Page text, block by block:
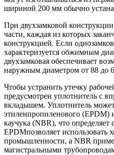
шириной 200 мм обычно
При двухзамковой
части, каждая из которых
конструкцией. Если
характеризуется обжимным
двухзамковая обеспечивает
наружным диаметром от 88 до
Чтобы устранить утечку
предусмотрен уплотнитель с
вкладышем. Уплотнитель может
этиленпропиленового (EPDM)
каучука (NBR), что
EPDMпозволяет использовать
промышленности, а NBR
магистральными